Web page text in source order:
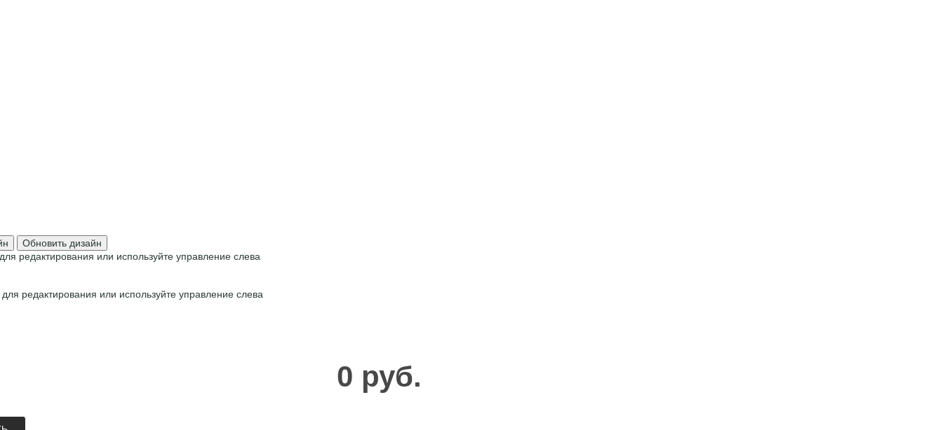
Обновить дизайн
редактирования или используйте управление слева
редактирования или используйте управление слева
0 руб.